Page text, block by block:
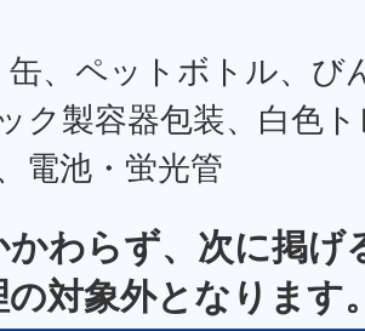
缶、ペットボトル、び
ク製容器包装、白色
電池・蛍光管
かわらず、次に掲げ
の対象外となります